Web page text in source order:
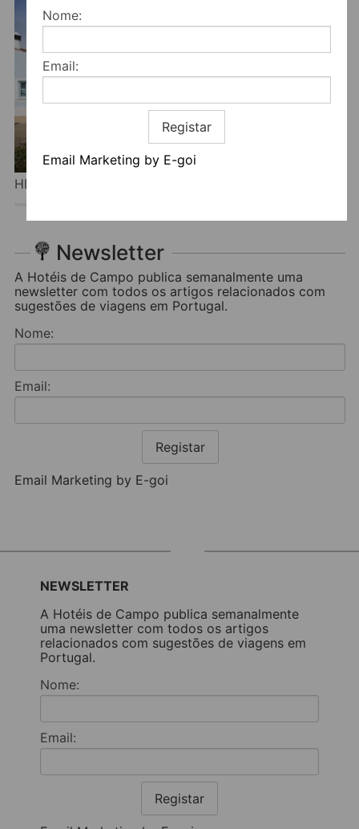
Nome:
Email:
Registar
Email Marketing by E-goi
HERDADE DA MALHADINHA NOVA
Newsletter
A Hotéis de Campo publica semanalmente uma
newsletter com todos os artigos relacionados com
sugestões de viagens em Portugal.
Nome:
Email:
Registar
Email Marketing by E-goi
NEWSLETTER
A Hotéis de Campo publica semanalmente
uma newsletter com todos os artigos
relacionados com sugestões de viagens em
Portugal.
Nome:
Email:
Registar